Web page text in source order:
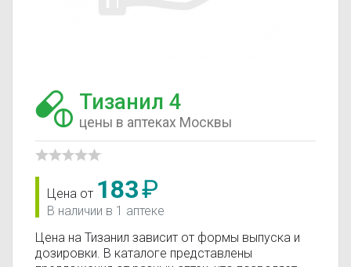
Тизанил 4
цены в аптеках Москвы
Цена от 183₽
В наличии в 1 аптеке
Цена на Тизанил зависит от формы выпуска и
дозировки. В каталоге представлены